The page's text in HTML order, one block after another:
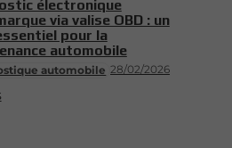
automobile 28/02/2026
électronique
via valise OBD : un
pour la
automobile